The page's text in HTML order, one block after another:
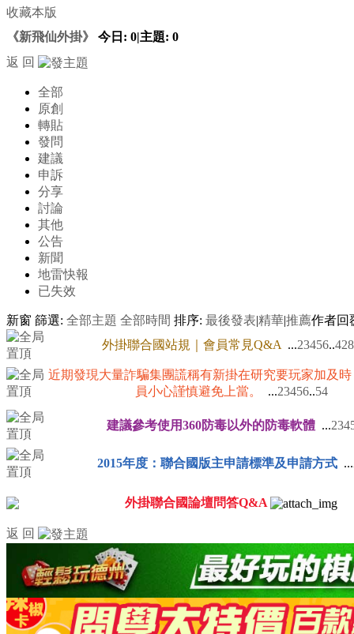
收藏本版
《新飛仙外掛》
今日: 0|主題: 0
返 回
全部
原創
轉貼
發問
建議
申訴
分享
討論
其他
公告
新聞
地雷快報
已失效
新窗 篩選: 全部主題 全部時間 排序: 最後發表|精華|推薦作者回
外掛聯合國站規｜會員常見Q&A ...23456..
近期發現大量詐騙集團謊稱有新掛在研究要玩家加及
員小心謹慎避免上當。
...23456..54
建議參考使用360防毒以外的防毒軟體 ...234
2015年度：聯合國版主申請標準及申請方式 ...
外掛聯合國論壇問答Q&A
返 回